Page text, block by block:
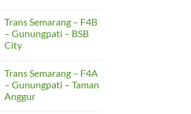
Air-
Conditioning
Comfort
on
Trans
Banten
K3
Pakupatan
UNTIRTA
Sindangsari
Trans Semarang – F4B
– Gunungpati – BSB
City
on
Trans
Semarang
–
Trans Semarang – F4A
– Gunungpati – Taman
Anggur